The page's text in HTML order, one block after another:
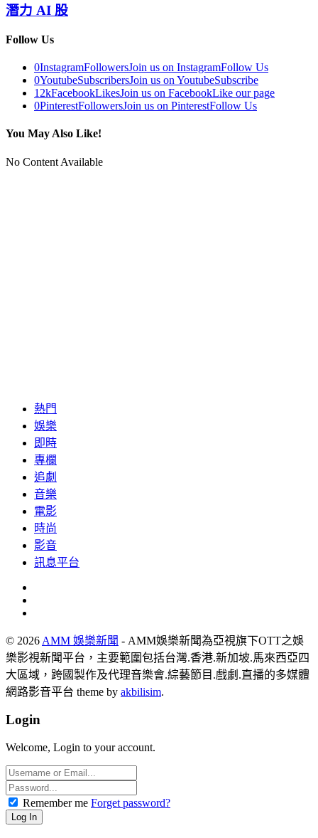
潛力 AI 股
Follow Us
0InstagramFollowersJoin us on InstagramFollow Us
0YoutubeSubscribersJoin us on YoutubeSubscribe
12kFacebookLikesJoin us on FacebookLike our page
0PinterestFollowersJoin us on PinterestFollow Us
You May Also Like!
No Content Available
熱門
娛樂
即時
專欄
追劇
音樂
電影
時尚
影音
訊息平台
© 2026 AMM 娛樂新聞 - AMM娛樂新聞為亞視旗下OTT之娛
樂影視新聞平台，主要範圍包括台灣.香港.新加坡.馬來西亞四
大區域，跨國製作及代理音樂會.綜藝節目.戲劇.直播的多媒體
網路影音平台 theme by akbilisim.
Login
Welcome, Login to your account.
Remember me Forget password?